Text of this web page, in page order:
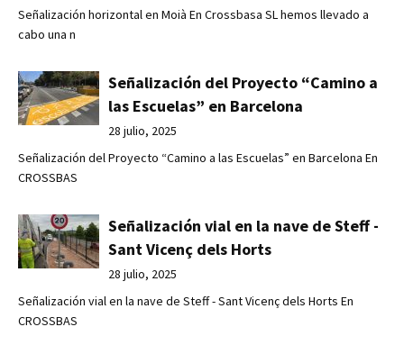
Señalización horizontal en Moià En Crossbasa SL hemos llevado a
cabo una n
Señalización del Proyecto “Camino a
las Escuelas” en Barcelona
28 julio, 2025
Señalización del Proyecto “Camino a las Escuelas” en Barcelona En
CROSSBAS
Señalización vial en la nave de Steff -
Sant Vicenç dels Horts
28 julio, 2025
Señalización vial en la nave de Steff - Sant Vicenç dels Horts En
CROSSBAS